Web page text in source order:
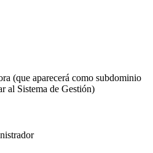
(que aparecerá como subdominio
al Sistema de Gestión)